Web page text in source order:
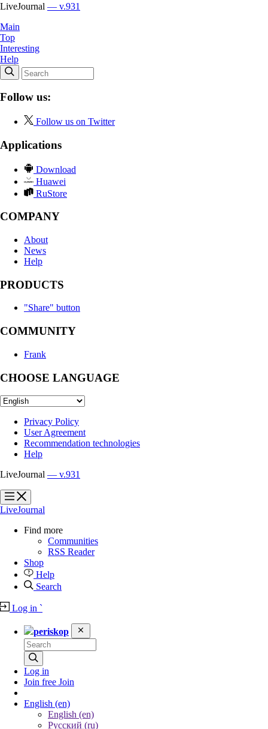
LiveJournal — v.931
Main
Top
Interesting
Help
Follow us:
Follow us on Twitter
Applications
Download
Huawei
RuStore
COMPANY
About
News
Help
PRODUCTS
"Share" button
COMMUNITY
Frank
CHOOSE LANGUAGE
Privacy Policy
User Agreement
Recommendation technologies
Help
LiveJournal — v.931
?
?
LiveJournal
Find more
Communities
RSS Reader
Shop
Help
Search
Log in `
periskop
Log in
Join free Join
English (en)
English (en)
Русский (ru)